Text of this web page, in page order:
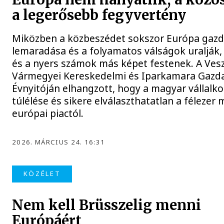
a legerősebb fegyvertény
Miközben a közbeszédet sokszor Európa
lemaradása és a folyamatos válságok
és a nyers számok más képet festenek. A
Vármegyei Kereskedelmi és Iparkamara
Évnyitóján elhangzott, hogy a magyar
túlélése és sikere elválaszthatatlan a félezer
európai piactól.
2026. MÁRCIUS 24. 16:31
KÖZÉLET
Nem kell Brüsszelig menni